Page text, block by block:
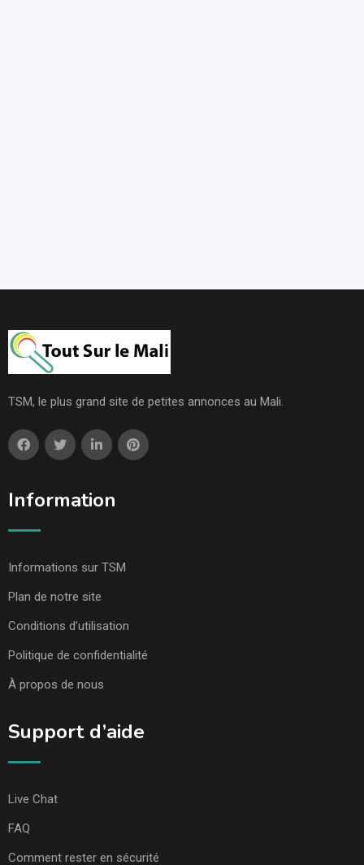
TSM, le plus grand site de petites annonces au Mali.
Information
Informations sur TSM
Plan de notre site
Conditions d’utilisation
Politique de confidentialité
À propos de nous
Support d’aide
Live Chat
FAQ
Comment rester en sécurité